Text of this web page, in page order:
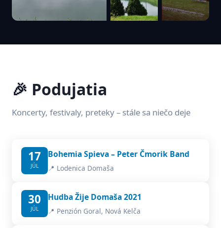
🎉 Podujatia
Koncerty, festivaly, preteky – stále sa niečo deje
17
JÚL
Bohemia Spieva – Peter Čmorik Band
📍 Lodenica Domaša
30
JÚL
Hudba Žije Domaša 2021
📍 Penzión Goral, Nová Kelča